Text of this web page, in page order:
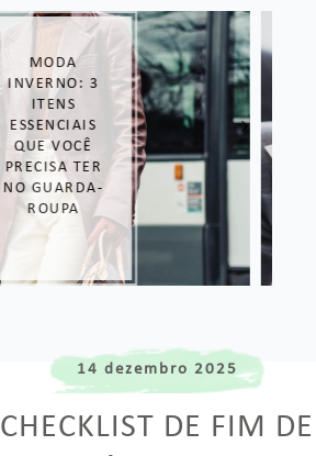
O QUE DAR DE
PRESENTE NO
DIA DOS PAIS?
OPÇÕES
INCRÍVEIS
SEPARADAS
POR PREÇO
14 dezembro 2025
CHECKLIST DE FIM DE